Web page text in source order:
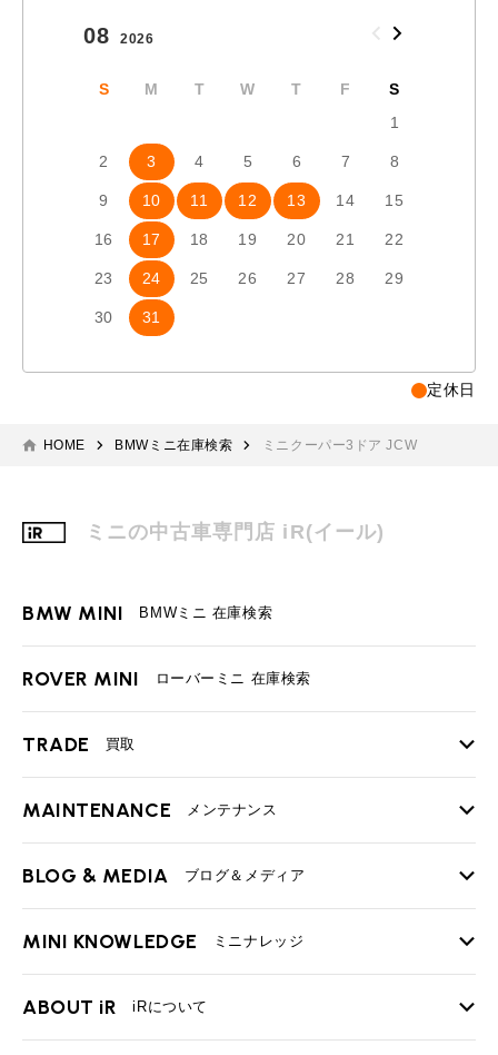
08 2026
S M T W T F
S
1
2 3 4 5 6 7 8
9 10 11 12 13 14 15
16 17 18 19 20 21 22
23 24 25 26 27 28 29
30 31
定休日
HOME BMWミニ在庫検索 ミニクーパー3ドア JCW
ミニの中古車専門店 iR(イール)
BMW MINI BMWミニ 在庫検索
ROVER MINI ローバーミニ 在庫検索
TRADE 買取
TOP
必要書類
MAINTENANCE メンテナンス
TOP
最近の修理実績
BLOG & MEDIA ブログ＆メディア
TOP
User's Voice 購入者様の声
MINI KNOWLEDGE ミニナレッジ
TOP
ABOUT iR iRについて